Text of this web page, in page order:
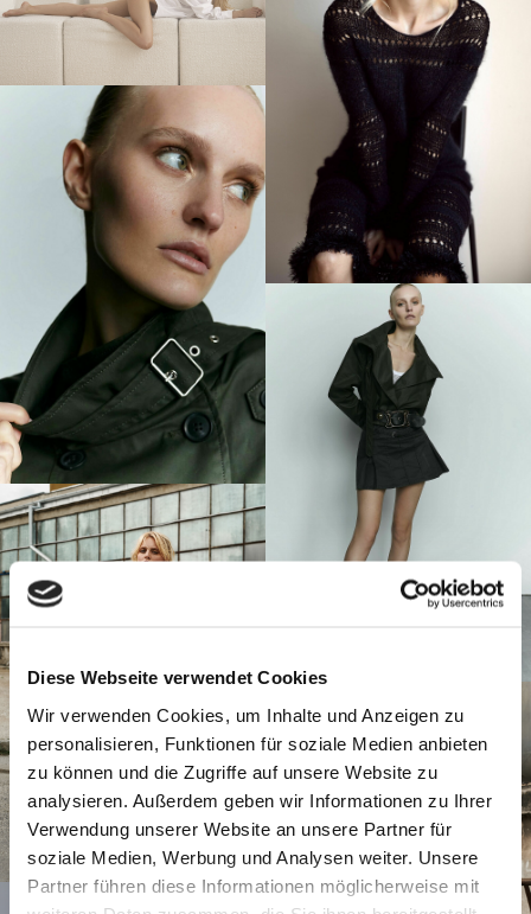
Diese Webseite verwendet Cookies
Wir verwenden Cookies, um Inhalte und Anzeigen zu
personalisieren, Funktionen für soziale Medien anbieten
zu können und die Zugriffe auf unsere Website zu
analysieren. Außerdem geben wir Informationen zu Ihrer
Verwendung unserer Website an unsere Partner für
soziale Medien, Werbung und Analysen weiter. Unsere
Partner führen diese Informationen möglicherweise mit